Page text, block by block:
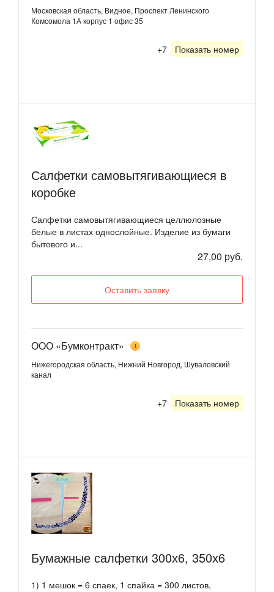
Московская область, Видное, Проспект Ленинского
Комсомола 1А корпус 1 офис 35
+7 Показать номер
Салфетки самовытягивающиеся в
коробке
Салфетки самовытягивающиеся целлюлозные
белые в листах однослойные. Изделие из бумаги
бытового и...
27,00 руб.
Оставить заявку
ООО «Бумконтракт» 1
Нижегородская область, Нижний Новгород, Шуваловский
канал
+7 Показать номер
Бумажные салфетки 300х6, 350х6
1) 1 мешок = 6 спаек, 1 спайка = 300 листов,